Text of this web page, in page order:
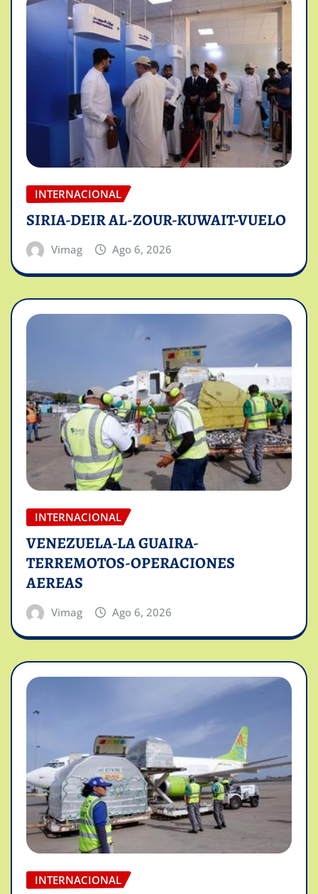
INTERNACIONAL
SIRIA-DEIR AL-ZOUR-KUWAIT-VUELO
Vimag Ago 6, 2026
INTERNACIONAL
VENEZUELA-LA GUAIRA-
TERREMOTOS-OPERACIONES
AEREAS
Vimag Ago 6, 2026
INTERNACIONAL